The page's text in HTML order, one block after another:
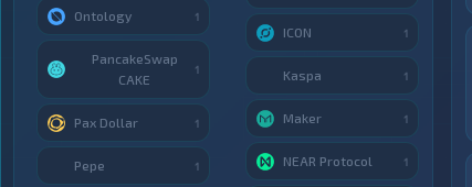
Ontology 1
PancakeSwap
CAKE
1
Pax Dollar 1
Pepe 1
ICON 1
Kaspa 1
Maker 1
NEAR Protocol 1